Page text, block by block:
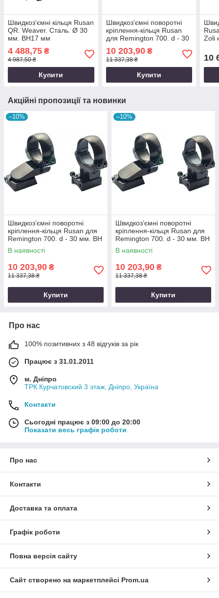
Швидкоз’ємні кільця Rusan
QR. Weaver. Сталь. Ø 30
мм. BH17 мм
4 488,75 ₴
4 987,50 ₴
Купити
Швидкоз’ємні поворотні
кріплення-кільця Rusan
для Remington 700. d - 30
10 203,90₴
11 337,38 ₴
Купити
Zoli
10
Акційні пропозиції та новинки
–10%
Швидкоз’ємні поворотні
кріплення-кільця Rusan для
Remington 700. d - 30 мм. BH
19 мм. KR32 мм
В наявності
10 203,90 ₴
11 337,38 ₴
Купити
–10%
Швидкоз’ємні поворотні
кріплення-кільця Rusan для
Remington 700. d - 30 мм. BH
17 мм. KR32 мм
В наявності
10 203,90 ₴
11 337,38 ₴
Купити
Про нас
100% позитивних з 48 відгуків за рік
Працює з 31.01.2011
м. Дніпро
ТРК Курчатовский 3 этаж, Дніпро, Україна
Контакти
Сьогодні працює з 09:00 до 20:00
Показати весь графік роботи
Про нас
Контакти
Доставка та оплата
Графік роботи
Повна версія сайту
Сайт створено на маркетплейсі Prom.ua